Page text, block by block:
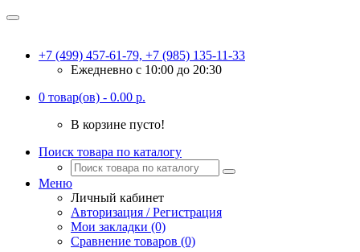
+7 (499) 457-61-79, +7 (985) 135-11-33
Ежедневно c 10:00 до 20:30
0 товар(ов) - 0.00 р.
В корзине пусто!
Поиск товара по каталогу
Меню
Личный кабинет
Авторизация / Регистрация
Мои закладки (0)
Сравнение товаров (0)